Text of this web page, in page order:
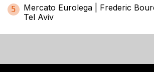
5
Mercato Eurolega | Frederic
Tel Aviv